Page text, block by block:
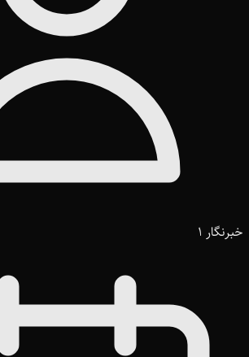
خبرنگار 1